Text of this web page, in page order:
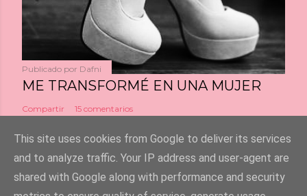
Publicado por Dafni
ME TRANSFORMÉ EN UNA MUJER
Compartir 15 comentarios
This site uses cookies from Google to deliver its services
and to analyze traffic. Your IP address and user-agent are
shared with Google along with performance and security